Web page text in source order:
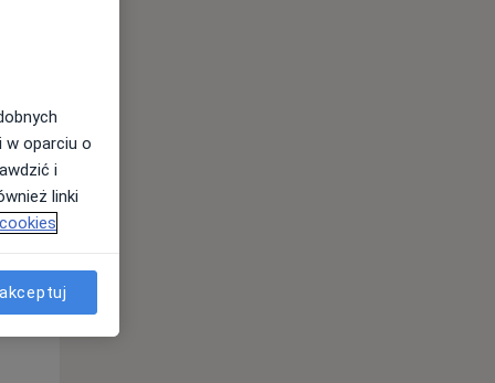
Czw,
13 Sie
w oparciu o
i
linki